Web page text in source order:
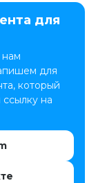
для
нам
для
который
на